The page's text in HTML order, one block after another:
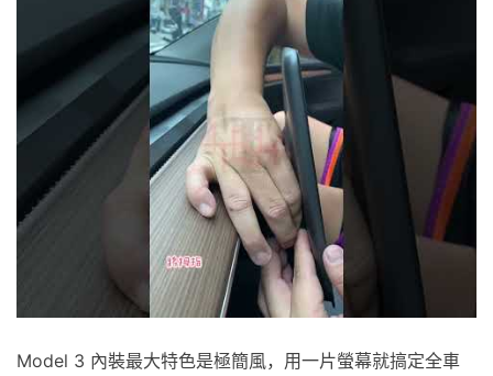
Model 3 內裝最大特色是極簡風，用一片螢幕就搞定全車